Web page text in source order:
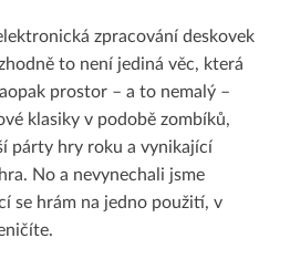
zpracování deskovek
to není jediná věc, která
prostor – a to nemalý –
klasiky v podobě zombíků,
párty hry roku a vynikající
No a nevynechali jsme
se hrám na jedno použití, v